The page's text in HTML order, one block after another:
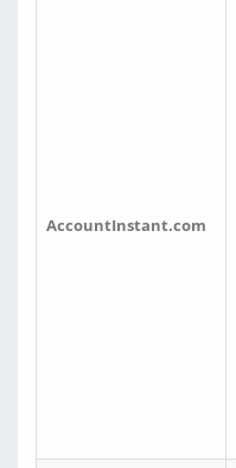
AccountInstant.com